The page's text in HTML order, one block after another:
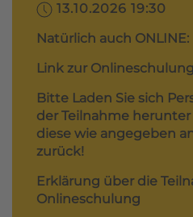
13.10.2026 19:30
Natürlich auch ONLINE:
Link zur Onlineschulung
Bitte Laden Sie sich
der Teilnahme
diese wie angegeben
zurück!
Erklärung über die
Onlineschulung